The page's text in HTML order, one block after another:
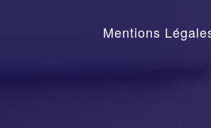
Mentions